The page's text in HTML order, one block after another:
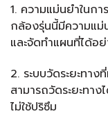
1. ความแม่นยำในกา
กล้องรุ่นนี้มีความแม่
และจัดทำแผนที่ได้อ
2. ระบบวัดระยะทาง
สามารถวัดระยะทาง
ไม่ใช้ปริซึม